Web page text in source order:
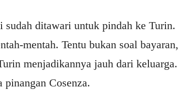
ditawari untuk pindah ke Turin.
mentah. Tentu bukan soal bayaran,
menjadikannya jauh dari keluarga.
Cosenza.